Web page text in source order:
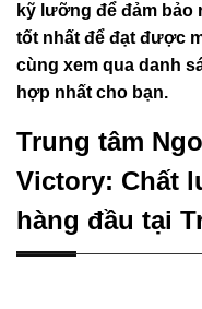
kỹ lưỡng để đảm bảo
tốt nhất để đạt được
cùng xem qua danh
hợp nhất cho bạn.
Trung tâm
Victory: Chất
hàng đầu tại